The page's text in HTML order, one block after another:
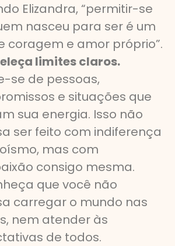
Elizandra, “permitir-se
nasceu para ser é um
coragem e amor próprio”.
limites claros.
se de pessoas,
e situações que
sua energia. Isso não
ser feito com indiferença
mas com
consigo mesma.
que você não
carregar o mundo nas
nem atender às
de todos.